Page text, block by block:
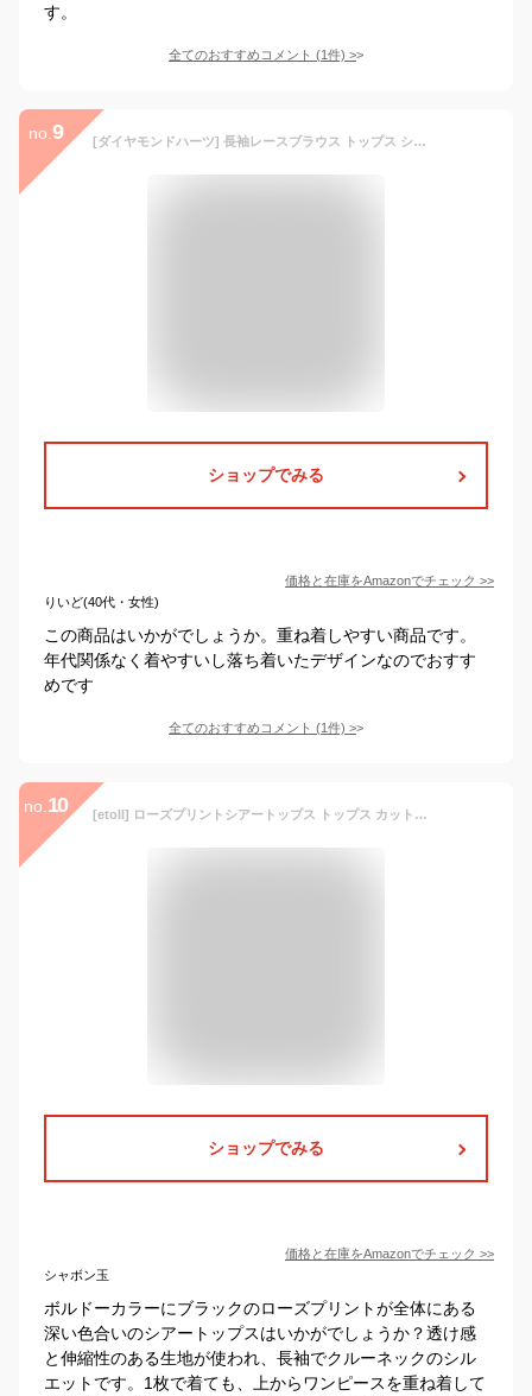
す。
全てのおすすめコメント (1件) >
no. 9 [ダイヤモンドハーツ] 長袖レースブラウス トップス シースルー レーストップス 重ね着 レディース 春 夏 韓国 韓国ファッション ブラック M
ショップでみる
価格と在庫をAmazonでチェック >>
りいど(40代・女性)
この商品はいかがでしょうか。重ね着しやすい商品です。
年代関係なく着やすいし落ち着いたデザインなのでおすす
めです
全てのおすすめコメント (1件) >
no. 10 [etoll] ローズプリントシアートップス トップス カットソー 長袖 花柄 シアー クルーネック 丸首 シースルー インナー フラワー 伸縮性 薔薇柄 ボルドー×ブラック M
ショップでみる
価格と在庫をAmazonでチェック >>
シャボン玉
ボルドーカラーにブラックのローズプリントが全体にある
深い色合いのシアートップスはいかがでしょうか？透け感
と伸縮性のある生地が使われ、長袖でクルーネックのシル
エットです。1枚で着ても、上からワンピースを重ね着して